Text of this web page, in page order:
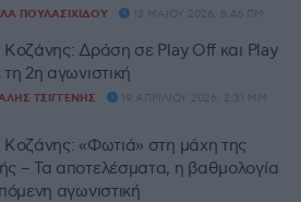
ΠΟΥΛΑΣΙΧΊΔΟΥ 13 ΜΑΪ́ΟΥ 2026, 8:46 ΠΜ
Κοζάνης: Δράση σε Play Off και Play
2η αγωνιστική
ΤΣΙΓΓΈΝΗΣ 19 ΑΠΡΙΛΊΟΥ 2026, 2:31 ΜΜ
Κοζάνης: «Φωτιά» στη μάχη της
– Τα αποτελέσματα, η βαθμολογία
αγωνιστική